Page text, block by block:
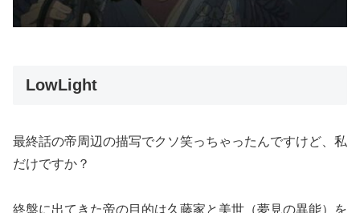
LowLight
最終話の帝周辺の描写でクソ笑っちゃったんですけど、私
だけですか？
終盤に出てきた帝の目的は久藤家と美世（夢見の異能）を